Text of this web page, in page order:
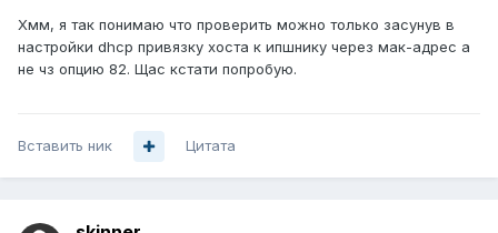
Хмм, я так понимаю что проверить можно только засунув в
настройки dhcp привязку хоста к ипшнику через мак-адрес а
не чз опцию 82. Щас кстати попробую.
Вставить ник Цитата